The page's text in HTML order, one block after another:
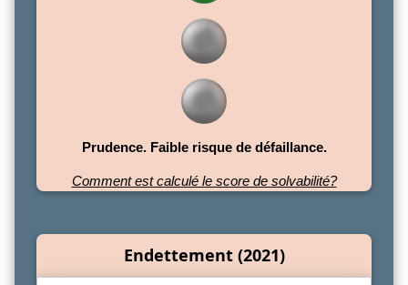
Prudence. Faible risque de défaillance.
Comment est calculé le score de solvabilité?
Endettement (2021)